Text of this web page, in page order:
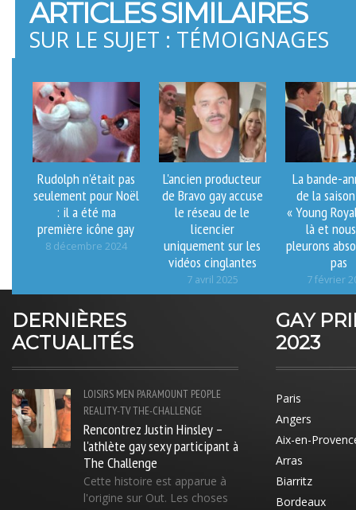
ARTICLES SIMILAIRES
SUR LE SUJET : TÉMOIGNAGES
Rudolph n'était pas
seulement pour Noël
: il a été ma
première icône gay
8 décembre 2024
L'ancien producteur
de Bravo gay accuse
le réseau de le
licencier
uniquement sur les
vidéos cinglantes
7 avril 2025
La bande-
de la
« Young
là et
pleurons
pas
7 février
DERNIÈRES
ACTUALITÉS
LOISIRS MEN PARAMOUNT PEOPLE
REALITY-TVTHE-CHALLENGE
Rencontrez Justin Hinsley –
l'athlète gay sexy participant à
The Challenge
Cette histoire est apparue à
l'origine sur Out. Les choses
GAY
2023
Paris
Angers
Aix-en-
Arras
Biarritz
Bordeaux